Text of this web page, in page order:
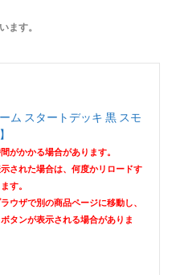
ます。
ム スタートデッキ 黒 スモ
がかかる場合があります。
された場合は、何度かリロードす
す。
ウザで別の商品ページに移動し、
タンが表示される場合がありま